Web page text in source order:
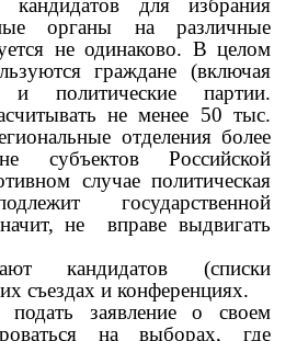
кандидатов для избрания
органы на различные
не одинаково. В целом
граждане (включая
и политические партии.
не менее 50 тыс.
отделения более
субъектов Российской
случае политическая
государственной
не вправе выдвигать
кандидатов (списки
съездах и конференциях.
заявление о своем
на выборах, где